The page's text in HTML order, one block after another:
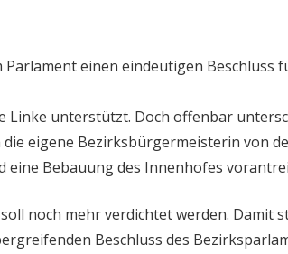
einen eindeutigen Beschluss
Linke unterstützt. Doch offenbar
eigene Bezirksbürgermeisterin von
eine Bebauung des Innenhofes
noch mehr verdichtet werden. Damit
Beschluss des